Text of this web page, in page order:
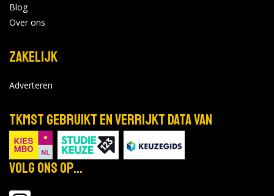
Blog
Over ons
Zakelijk
Adverteren
TKMST gebruikt en verrijkt data van
Volg ons op...